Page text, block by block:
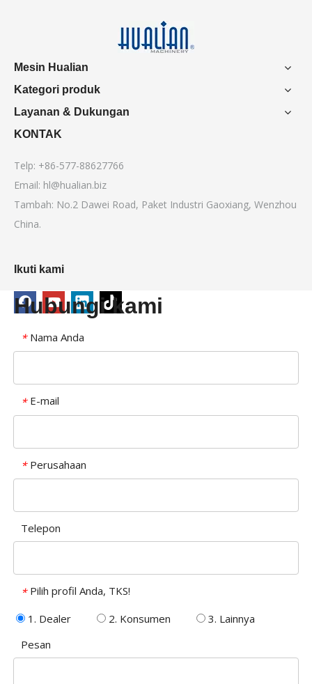
Mesin Hualian
Kategori produk
Layanan & Dukungan
KONTAK
Telp: +86-577-88627766
Email: hl@hualian.biz
Tambah: No.2 Dawei Road, Paket Industri Gaoxiang, Wenzhou
China.
Ikuti kami
Hubungi kami
* Nama Anda
* E-mail
* Perusahaan
Telepon
* Pilih profil Anda, TKS!
1. Dealer
2. Konsumen
3. Lainnya
Pesan